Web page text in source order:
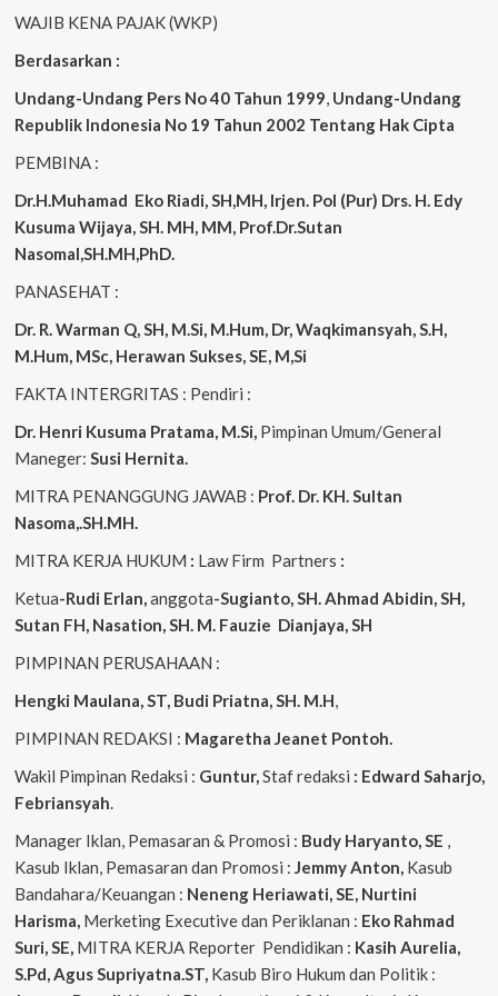
WAJIB KENA PAJAK (WKP)
Berdasarkan :
Undang-Undang Pers No 40 Tahun 1999, Undang-Undang
Republik Indonesia No 19 Tahun 2002 Tentang Hak Cipta
PEMBINA :
Dr.H.Muhamad Eko Riadi, SH,MH, Irjen. Pol (Pur) Drs. H. Edy
Kusuma Wijaya, SH. MH, MM, Prof.Dr.Sutan
Nasomal,SH.MH,PhD.
PANASEHAT :
Dr. R. Warman Q, SH, M.Si, M.Hum, Dr, Waqkimansyah, S.H,
M.Hum, MSc, Herawan Sukses, SE, M,Si
FAKTA INTERGRITAS : Pendiri :
Dr. Henri Kusuma Pratama, M.Si, Pimpinan Umum/General
Maneger: Susi Hernita.
MITRA PENANGGUNG JAWAB : Prof. Dr. KH. Sultan
Nasoma,.SH.MH.
MITRA KERJA HUKUM : Law Firm Partners :
Ketua-Rudi Erlan,anggota-Sugianto, SH. Ahmad Abidin, SH,
Sutan FH, Nasation, SH. M. Fauzie Dianjaya, SH
PIMPINAN PERUSAHAAN :
Hengki Maulana, ST, Budi Priatna, SH. M.H,
PIMPINAN REDAKSI : Magaretha Jeanet Pontoh.
Wakil Pimpinan Redaksi : Guntur,Staf redaksi : Edward Saharjo,
Febriansyah.
Manager Iklan, Pemasaran & Promosi : Budy Haryanto, SE ,
Kasub Iklan, Pemasaran dan Promosi : Jemmy Anton, Kasub
Bandahara/Keuangan : Neneng Heriawati, SE, Nurtini
Harisma, Merketing Executive dan Periklanan : Eko Rahmad
Suri, SE, MITRA KERJA Reporter Pendidikan : Kasih Aurelia,
S.Pd, AgusSupriyatna.ST, Kasub Biro Hukum dan Politik :